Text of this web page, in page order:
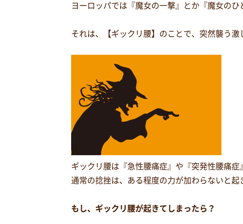
ヨーロッパでは『魔女の一撃』とか『魔女のひ
それは、【ギックリ腰】のことで、突然襲う
ギックリ腰は『急性腰痛症』や『突発性腰痛症
通常の捻挫は、ある程度の力が加わらないと
もし、ギックリ腰が起きてしまったら？